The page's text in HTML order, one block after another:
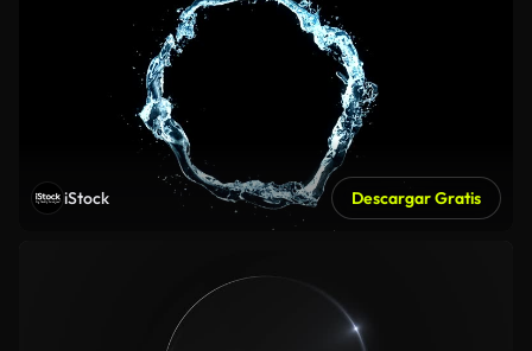
iStock Descargar Gratis